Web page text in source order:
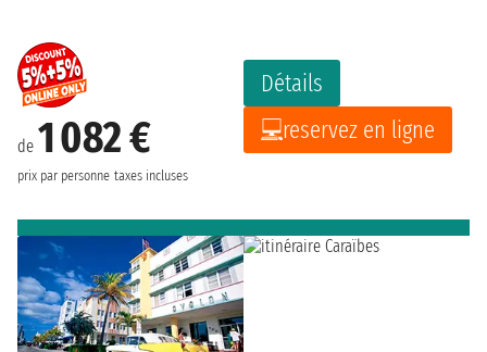
de 1 082 €
prix par personne taxes incluses
Détails
reservez en ligne